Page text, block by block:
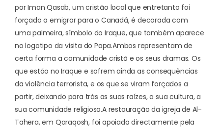
por Iman Qasab, um cristão local que entretanto foi
forçado a emigrar para o Canadá, é decorada com
uma palmeira, símbolo do Iraque, que também aparece
no logotipo da visita do Papa.Ambos representam de
certa forma a comunidade cristã e os seus dramas. Os
que estão no Iraque e sofrem ainda as consequências
da violência terrorista, e os que se viram forçados a
partir, deixando para trás as suas raízes, a sua cultura, a
sua comunidade religiosa.A restauração da igreja de Al-
Tahera, em Qaraqosh, foi apoiada directamente pela